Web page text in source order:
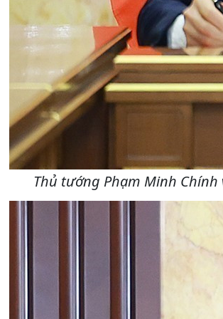
Thủ tướng Phạm Minh